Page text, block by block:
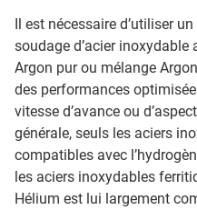
Il est nécessaire d’utiliser
soudage d’acier inoxydable
Argon pur ou mélange
des performances
vitesse d’avance ou
générale, seuls les aciers
compatibles avec
les aciers inoxydables
Hélium est lui largement